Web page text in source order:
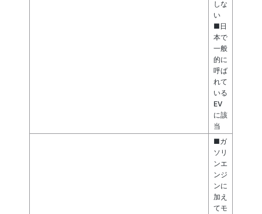
しな
い
■日
本で
一般
的に
呼ば
れて
いる
EV
に該
当
■ガ
ソリ
ンエ
ンジ
ンに
加え
てモ